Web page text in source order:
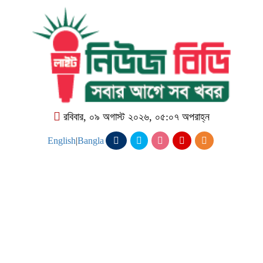
রবিবার, ০৯ অগাস্ট ২০২৬, ০৫:০৭ অপরাহ্ন
English|Bangla